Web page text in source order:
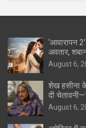
‘आवारापन
अवतार,
August 6,
शेख हसीना
दी
August 6,